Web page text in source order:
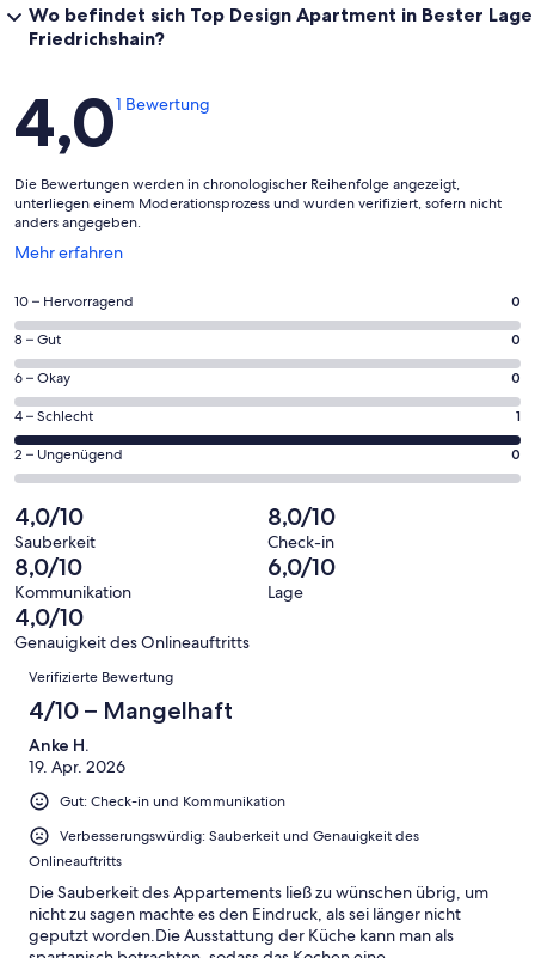
Wo befindet sich Top Design Apartment in Bester Lage
Friedrichshain?
Bewertungen
4,01 Bewertung
Die Bewertungen werden in chronologischer Reihenfolge angezeigt,
unterliegen einem Moderationsprozess und wurden verifiziert, sofern nicht
anders angegeben.
Mehr erfahren
Wird
einem
neuen
Fenster
geöffnet
0
von
insgesamt
1
Gästebewertungen
haben
eine
Bewertung
von
10
-
Hervorragend
10 – Hervorragend 0
0
von
insgesamt
1
Gästebewertungen
haben
Bewertung
von
8
-
Gut
8 – Gut 0
0
von
insgesamt
1
Gästebewertungen
haben
eine
Bewertung
von
6
-
Okay
6 – Okay 0
1
von
insgesamt
Gästebewertungen
haben
eine
Bewertung
von
4
4 – Schlecht 1
0
von
insgesamt
1
Gästebewertungen
haben
eine
Bewertung
2 – Ungenügend 0
4,0/10
Sauberkeit
8,0/10
Check-in
8,0/10
Kommunikation
6,0/10
Lage
4,0/10
Genauigkeit des Onlineauftritts
Bewertungen
Verifizierte Bewertung
4/10 – Mangelhaft
Anke H.
19. Apr. 2026
Gut: Check-in und Kommunikation
Verbesserungswürdig: Sauberkeit und Genauigkeit des
Onlineauftritts
Die Sauberkeit des Appartements ließ zu wünschen übrig, um
nicht zu sagen machte es den Eindruck, als sei länger nicht
geputzt worden.Die Ausstattung der Küche kann man als